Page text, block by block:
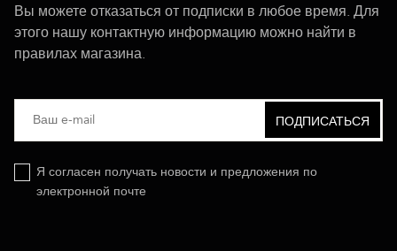
Вы можете отказаться от подписки в любое время. Для
этого нашу контактную информацию можно найти в
правилах магазина.
Я согласен получать новости и предложения по
электронной почте